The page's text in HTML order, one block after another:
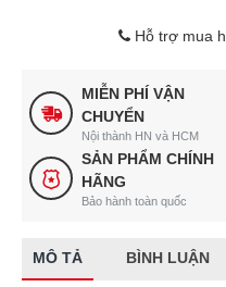
Hỗ trợ mua
MIỄN PHÍ VẬN
CHUYỂN
Nội thành HN và HCM
SẢN PHẨM CHÍNH
HÃNG
Bảo hành toàn quốc
MÔ TẢ BÌNH LUẬN